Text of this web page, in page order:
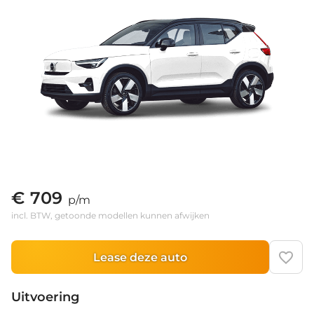
€ 709 p/m
incl. BTW, getoonde modellen kunnen afwijken
Lease deze auto
Uitvoering